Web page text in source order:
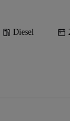
Diesel